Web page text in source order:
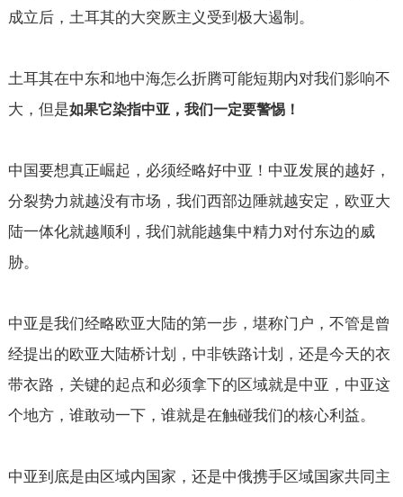
成立后，土耳其的大突厥主义受到极大遏制。
土耳其在中东和地中海怎么折腾可能短期内对我们影响不
大，但是如果它染指中亚，我们一定要警惕！
中国要想真正崛起，必须经略好中亚！中亚发展的越好，
分裂势力就越没有市场，我们西部边陲就越安定，欧亚大
陆一体化就越顺利，我们就能越集中精力对付东边的威
胁。
中亚是我们经略欧亚大陆的第一步，堪称门户，不管是曾
经提出的欧亚大陆桥计划，中非铁路计划，还是今天的衣
带衣路，关键的起点和必须拿下的区域就是中亚，中亚这
个地方，谁敢动一下，谁就是在触碰我们的核心利益。
中亚到底是由区域内国家，还是中俄携手区域国家共同主